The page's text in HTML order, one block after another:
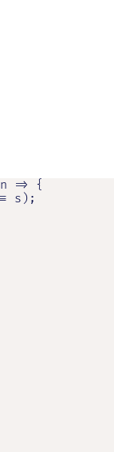
=> {
s);